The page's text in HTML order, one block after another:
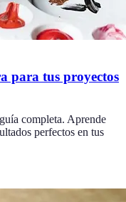
para tus proyectos
completa. Aprende
perfectos en tus